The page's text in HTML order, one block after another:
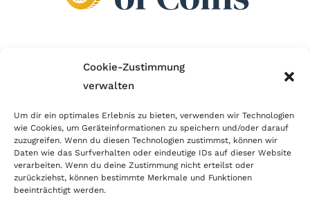
Cookie-Zustimmung
verwalten
Um dir ein optimales Erlebnis zu bieten, verwenden wir Technologien
wie Cookies, um Geräteinformationen zu speichern und/oder darauf
zuzugreifen. Wenn du diesen Technologien zustimmst, können wir
Daten wie das Surfverhalten oder eindeutige IDs auf dieser Website
verarbeiten. Wenn du deine Zustimmung nicht erteilst oder
zurückziehst, können bestimmte Merkmale und Funktionen
beeinträchtigt werden.
Wir sind Mitglied im Händlerbund!
erfolgreichen E-Commerce ein. Auch wir sind wie
viele Onlineshops im Netz Mitglied im Händlerbund
und unterstützen fairen Onlinehandel.